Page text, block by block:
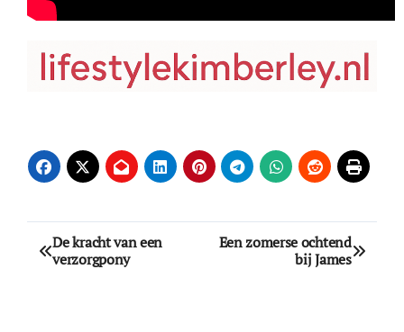
Bericht
navigatie
De kracht van een
verzorgpony
Een zomerse ochtend
bij James